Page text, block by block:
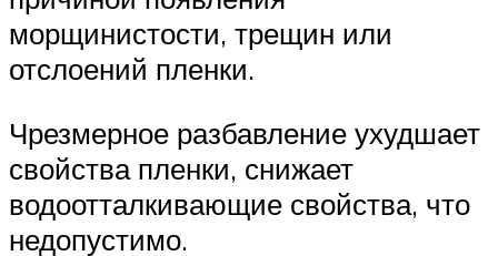
морщинистости, трещин или
отслоений пленки.
Чрезмерное разбавление ухудшает
свойства пленки, снижает
водоотталкивающие свойства, что
недопустимо.